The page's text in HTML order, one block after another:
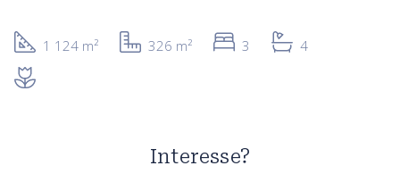
1 124 m² 326 m² 3 4
Interesse?